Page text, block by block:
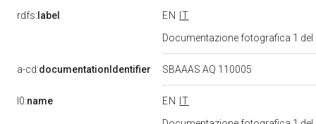
rdfs: label EN
IT
Documentazione fotografica 1
a-cd:documentationIdentifier SBAAAS AQ 110005
l0:name EN
IT